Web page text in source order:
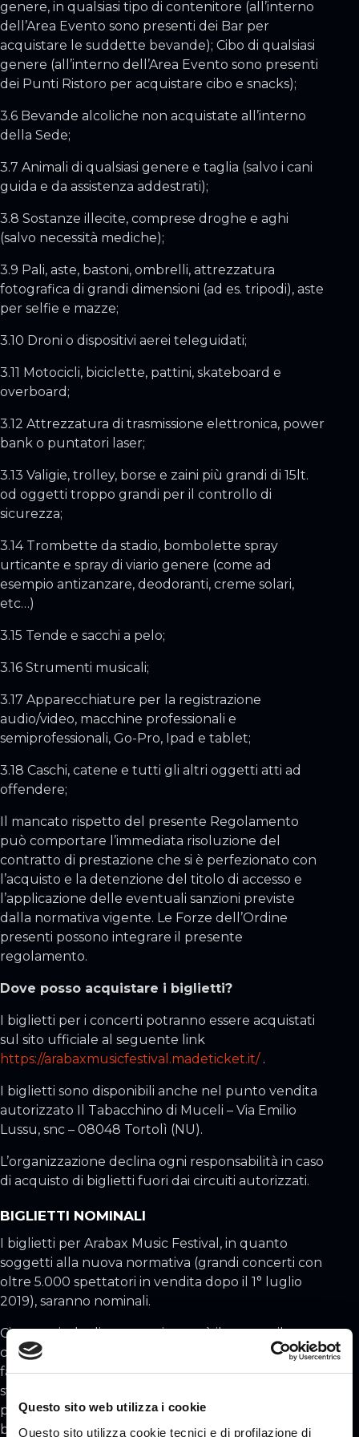
Questo sito web utilizza i cookie
Questo sito utilizza cookie tecnici e di profilazione di
genere, in qualsiasi tipo di contenitore (all’interno
dell’Area Evento sono presenti dei Bar per
acquistare le suddette bevande); Cibo di qualsiasi
genere (all’interno dell’Area Evento sono presenti
dei Punti Ristoro per acquistare cibo e snacks);
3.6 Bevande alcoliche non acquistate all’interno
della Sede;
3.7 Animali di qualsiasi genere e taglia (salvo i cani
guida e da assistenza addestrati);
3.8 Sostanze illecite, comprese droghe e aghi
(salvo necessità mediche);
3.9 Pali, aste, bastoni, ombrelli, attrezzatura
fotografica di grandi dimensioni (ad es. tripodi), aste
per selfie e mazze;
3.10 Droni o dispositivi aerei teleguidati;
3.11 Motocicli, biciclette, pattini, skateboard e
overboard;
3.12 Attrezzatura di trasmissione elettronica, power
bank o puntatori laser;
3.13 Valigie, trolley, borse e zaini più grandi di 15lt.
od oggetti troppo grandi per il controllo di
sicurezza;
3.14 Trombette da stadio, bombolette spray
urticante e spray di viario genere (come ad
esempio antizanzare, deodoranti, creme solari,
etc…)
3.15 Tende e sacchi a pelo;
3.16 Strumenti musicali;
3.17 Apparecchiature per la registrazione
audio/video, macchine professionali e
semiprofessionali, Go-Pro, Ipad e tablet;
3.18 Caschi, catene e tutti gli altri oggetti atti ad
offendere;
Il mancato rispetto del presente Regolamento
può comportare l’immediata risoluzione del
contratto di prestazione che si è perfezionato con
l’acquisto e la detenzione del titolo di accesso e
l’applicazione delle eventuali sanzioni previste
dalla normativa vigente. Le Forze dell’Ordine
presenti possono integrare il presente
regolamento.
Dove posso acquistare i biglietti?
I biglietti per i concerti potranno essere acquistati
sul sito ufficiale al seguente link
https://arabaxmusicfestival.madeticket.it/ .
I biglietti sono disponibili anche nel punto vendita
autorizzato Il Tabacchino di Muceli – Via Emilio
Lussu, snc – 08048 Tortolì (NU).
L’organizzazione declina ogni responsabilità in caso
di acquisto di biglietti fuori dai circuiti autorizzati.
BIGLIETTI NOMINALI
I biglietti per Arabax Music Festival, in quanto
soggetti alla nuova normativa (grandi concerti con
oltre 5.000 spettatori in vendita dopo il 1° luglio
2019), saranno nominali.
Ciascun titolo di accesso riporterà il nome e il
cognome dell’utilizzatore del biglietto immessi in
fase d’acquisto. Non sarà possibile immettere lo
stesso nominativo per più biglietti: ogni
partecipante dovrà avere riportato sul proprio
biglietto il suo nome.